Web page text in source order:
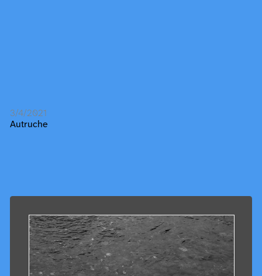
3/4/2021
Autruche